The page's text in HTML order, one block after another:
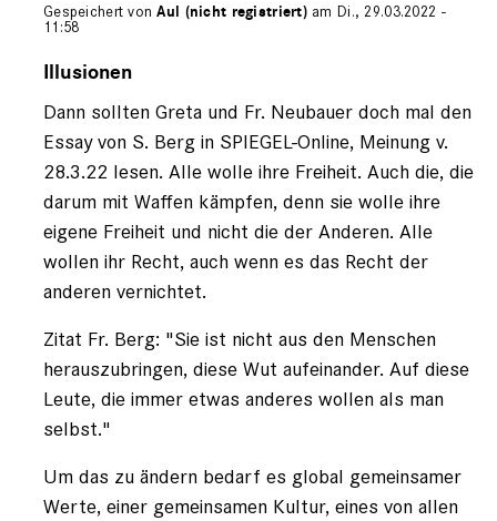
Gespeichert vonAul (nicht registriert)am Di., 29.03.2022 -
11:58
auf
G.L.
(nicht
registriert)
Illusionen
Dann sollten Greta und Fr. Neubauer doch mal den
Essay von S. Berg in SPIEGEL-Online, Meinung v.
28.3.22 lesen. Alle wolle ihre Freiheit. Auch die, die
darum mit Waffen kämpfen, denn sie wolle ihre
eigene Freiheit und nicht die der Anderen. Alle
wollen ihr Recht, auch wenn es das Recht der
anderen vernichtet.
Zitat Fr. Berg: "Sie ist nicht aus den Menschen
herauszubringen, diese Wut aufeinander. Auf diese
Leute, die immer etwas anderes wollen als man
selbst."
Um das zu ändern bedarf es global gemeinsamer
Werte, einer gemeinsamen Kultur, eines von allen